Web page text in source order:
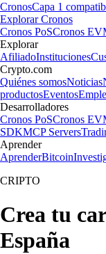
CronosCapa 1
Explorar Cronos
Cronos PoSCronos
Explorar
AfiliadoInstituciones
Crypto.com
Quiénes somosNoticias
productosEventos
Desarrolladores
Cronos PoSCronos
SDKMCP Servers
Aprender
AprenderBitcoin
CRIPTO
Crea tu
España